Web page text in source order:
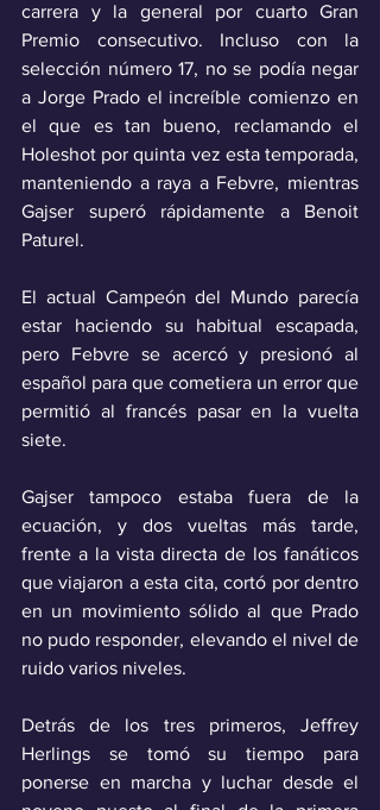
carrera y la general por cuarto Gran
Premio consecutivo. Incluso con la
selección número 17, no se podía negar
a Jorge Prado el increíble comienzo en
el que es tan bueno, reclamando el
Holeshot por quinta vez esta temporada,
manteniendo a raya a Febvre, mientras
Gajser superó rápidamente a Benoit
Paturel.
El actual Campeón del Mundo parecía
estar haciendo su habitual escapada,
pero Febvre se acercó y presionó al
español para que cometiera un error que
permitió al francés pasar en la vuelta
siete.
Gajser tampoco estaba fuera de la
ecuación, y dos vueltas más tarde,
frente a la vista directa de los fanáticos
que viajaron a esta cita, cortó por dentro
en un movimiento sólido al que Prado
no pudo responder, elevando el nivel de
ruido varios niveles.
Detrás de los tres primeros, Jeffrey
Herlings se tomó su tiempo para
ponerse en marcha y luchar desde el